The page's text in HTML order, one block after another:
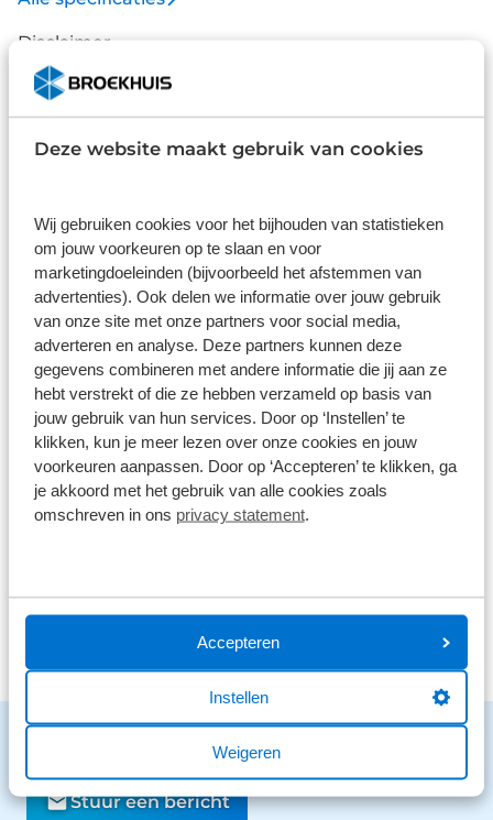
Deze website maakt gebruik van cookies
Wij gebruiken cookies voor het bijhouden van statistieken
om jouw voorkeuren op te slaan en voor
marketingdoeleinden (bijvoorbeeld het afstemmen van
advertenties). Ook delen we informatie over jouw gebruik
van onze site met onze partners voor social media,
adverteren en analyse. Deze partners kunnen deze
gegevens combineren met andere informatie die jij aan ze
hebt verstrekt of die ze hebben verzameld op basis van
jouw gebruik van hun services. Door op ‘Instellen’ te
klikken, kun je meer lezen over onze cookies en jouw
voorkeuren aanpassen. Door op ‘Accepteren’ te klikken, ga
je akkoord met het gebruik van alle cookies zoals
omschreven in ons privacy statement.
Accepteren
Instellen
Weigeren
Disclaimer
De specificaties en onderdelen zijn gegeven op basis van aanlevering
van de leverancier. Op basis van beschikbaarheid of wijzigingen bij de
leverancier kunnen specificaties afwijken.
Wat klanten over ons zeggen
9,01586 reviews
5 1168 reviews
4 290 reviews
3 61 reviews
2 41 reviews
Bekijk alle reviews
Benieuwd naar de mogelijkheden?
We staan voor je klaar en helpen graag.
Stuur een bericht